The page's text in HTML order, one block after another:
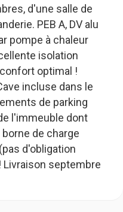
d'une salle de
PEB A, DV alu
pompe à chaleur
isolation
optimal !
incluse dans le
de parking
l'immeuble dont
de charge
d'obligation
Livraison septembre